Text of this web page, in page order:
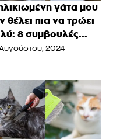
γάτα μου
θέλει πια να τρώει
8 συμβουλές...
2024